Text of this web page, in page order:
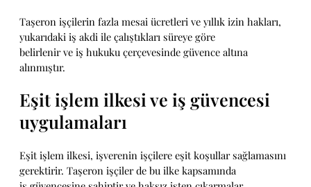
Taşeron işçilerin fazla mesai ücretleri ve yıllık izin hakları,
yukarıdaki iş akdi ile çalıştıkları süreye göre
belirlenir ve iş hukuku çerçevesinde güvence altına
alınmıştır.
Eşit işlem ilkesi ve iş güvencesi
uygulamaları
Eşit işlem ilkesi, işverenin işçilere eşit koşullar sağlamasını
gerektirir. Taşeron işçiler de bu ilke kapsamında